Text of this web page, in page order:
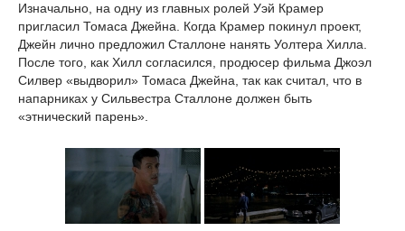
Изначально, на одну из главных ролей Уэй Крамер
пригласил Томаса Джейна. Когда Крамер покинул проект,
Джейн лично предложил Сталлоне нанять Уолтера Хилла.
После того, как Хилл согласился, продюсер фильма Джоэл
Силвер «выдворил» Томаса Джейна, так как считал, что в
напарниках у Сильвестра Сталлоне должен быть
«этнический парень».